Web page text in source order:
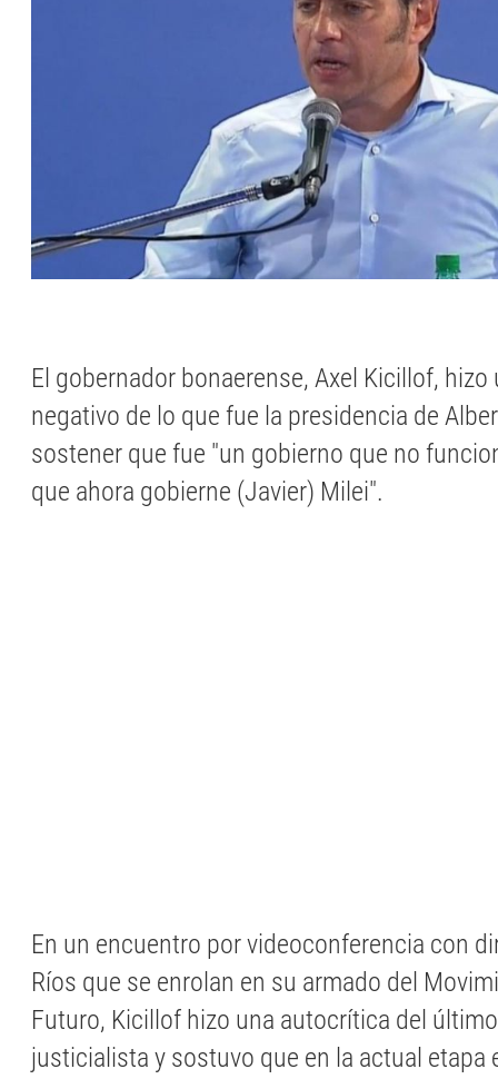
El gobernador bonaerense, Axel Kicillof, hizo
negativo de lo que fue la presidencia de
sostener que fue "un gobierno que no
que ahora gobierne (Javier) Milei".
En un encuentro por videoconferencia con
Ríos que se enrolan en su armado del
Futuro, Kicillof hizo una autocrítica del
justicialista y sostuvo que en la actual etapa